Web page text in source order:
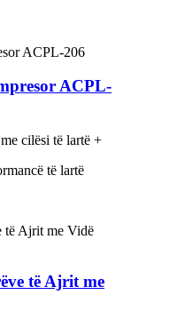
ACPL-
cilësi të lartë +
të lartë
të Ajrit me